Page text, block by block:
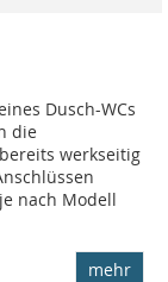
Dusch-WCs
die
werkseitig
nach Modell
mehr